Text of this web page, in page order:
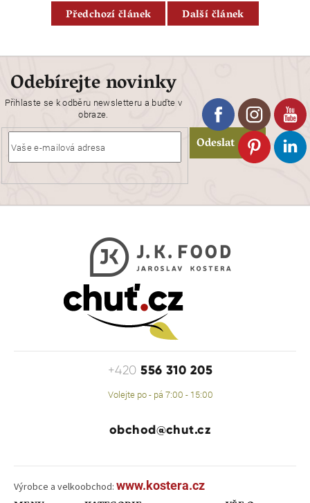
Předchozí článek Další článek
Odebírejte novinky
Přihlaste se k odběru newsletteru a buďte v
obraze.
Odeslat
+420556 310 205
Volejte po - pá 7:00 - 15:00
obchod@chut.cz
Výrobce a velkoobchod: www.kostera.cz